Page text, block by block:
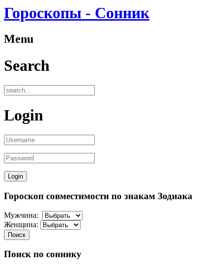
Гороскопы - Сонник
Menu
Search
Login
Гороскоп совместимости по знакам Зодиака
Мужчина:
Женщина:
Поиск
Поиск по соннику